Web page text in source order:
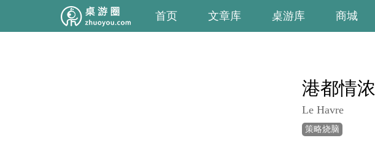
首页 文章库 桌游库 商城
港都情浓
Le Havre
策略烧脑